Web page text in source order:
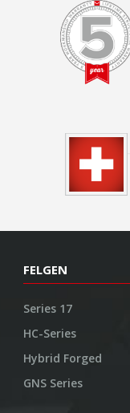
FELGEN
Series 17
HC-Series
Hybrid Forged
GNS Series